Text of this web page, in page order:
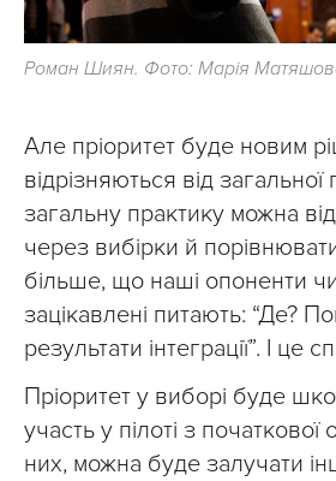
Роман Шиян. Фото: Марія
Але пріоритет буде новим
відрізняються від
загальну практику можна
через вибірки й
більше, що наші опоненти
зацікавлені питають: “Де?
результати інтеграції”. І це
Пріоритет у виборі буде
участь у пілоті з початкової
них, можна буде залучати